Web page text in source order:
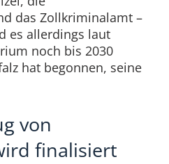
das Zollkriminalamt –
es allerdings laut
noch bis 2030
hat begonnen, seine
von
finalisiert